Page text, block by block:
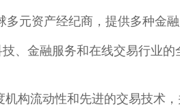
元资产经纪商，提供多种金融
、金融服务和在线交易行业
构流动性和先进的交易技术